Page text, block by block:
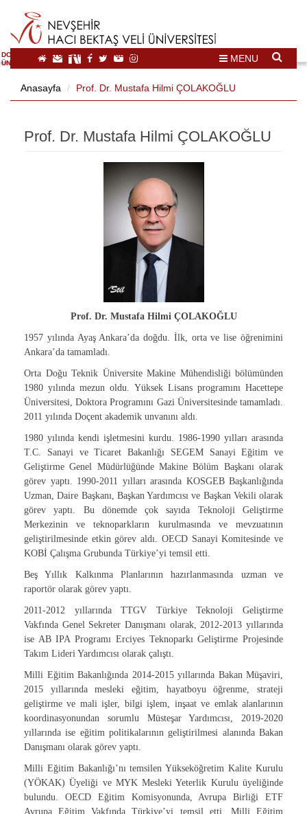
DOĞAL VE KÜLTÜREL MİRAS TURİZMİ İHTİSASLAŞMA
ÜNİVERSİTESİ
MENU
Anasayfa Prof. Dr. Mustafa Hilmi ÇOLAKOĞLU
Prof. Dr. Mustafa Hilmi ÇOLAKOĞLU
Prof. Dr. Mustafa Hilmi ÇOLAKOĞLU
1957 yılında Ayaş Ankara’da doğdu. İlk, orta ve lise öğrenimini
Ankara’da tamamladı.
Orta Doğu Teknik Üniversite Makine Mühendisliği bölümünden
1980 yılında mezun oldu. Yüksek Lisans programını Hacettepe
Üniversitesi, Doktora Programını Gazi Üniversitesinde tamamladı.
2011 yılında Doçent akademik unvanını aldı.
1980 yılında kendi işletmesini kurdu. 1986-1990 yılları arasında
T.C. Sanayi ve Ticaret Bakanlığı SEGEM Sanayi Eğitim ve
Geliştirme Genel Müdürlüğünde Makine Bölüm Başkanı olarak
görev yaptı. 1990-2011 yılları arasında KOSGEB Başkanlığında
Uzman, Daire Başkanı, Başkan Yardımcısı ve Başkan Vekili olarak
görev yaptı. Bu dönemde çok sayıda Teknoloji Geliştirme
Merkezinin ve teknoparkların kurulmasında ve mevzuatının
geliştirilmesinde etkin görev aldı. OECD Sanayi Komitesinde ve
KOBİ Çalışma Grubunda Türkiye’yi temsil etti.
Beş Yıllık Kalkınma Planlarının hazırlanmasında uzman ve
raportör olarak görev yaptı.
2011-2012 yıllarında TTGV Türkiye Teknoloji Geliştirme
Vakfında Genel Sekreter Danışmanı olarak, 2012-2013 yıllarında
ise AB IPA Programı Erciyes Teknoparkı Geliştirme Projesinde
Takım Lideri Yardımcısı olarak çalıştı.
Milli Eğitim Bakanlığında 2014-2015 yıllarında Bakan Müşaviri,
2015 yıllarında mesleki eğitim, hayatboyu öğrenme, strateji
geliştirme ve mali işler, bilgi işlem, inşaat ve emlak alanlarının
koordinasyonundan sorumlu Müsteşar Yardımcısı, 2019-2020
yıllarında ise eğitim politikalarının geliştirilmesi alanında Bakan
Danışmanı olarak görev yaptı.
Milli Eğitim Bakanlığı’nı temsilen Yükseköğretim Kalite Kurulu
(YÖKAK) Üyeliği ve MYK Mesleki Yeterlik Kurulu üyeliğinde
bulundu. OECD Eğitim Komisyonunda, Avrupa Birliği ETF
Avrupa Eğitim Vakfında Türkiye’yi temsil etti. Milli Eğitim